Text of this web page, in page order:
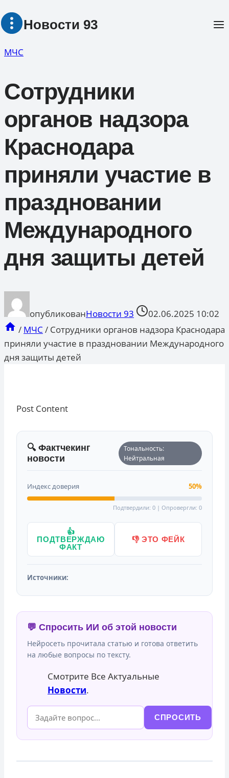
Перейти
Новости 93
МЧС
Сотрудники
органов надзора
Краснодара
приняли участие в
праздновании
Международного
дня защиты детей
опубликованНовости 93
02.06.2025 10:02
/ МЧС / Сотрудники органов надзора Краснодара
приняли участие в праздновании Международного
дня защиты детей
Post Content
🔍 Фактчекинг
новости
Тональность:
Нейтральная
Индекс доверия 50%
Подтвердили: 0 | Опровергли: 0
👍
ПОДТВЕРЖДАЮ
ФАКТ
👎 ЭТО ФЕЙК
Источники:
💬 Спросить ИИ об этой новости
Нейросеть прочитала статью и готова ответить
на любые вопросы по тексту.
Смотрите Все Актуальные
Новости.
СПРОСИТЬ